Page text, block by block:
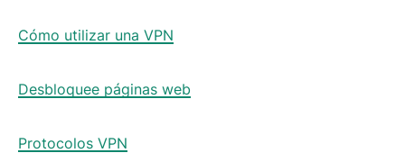
Cómo utilizar una VPN
Desbloquee páginas web
Protocolos VPN